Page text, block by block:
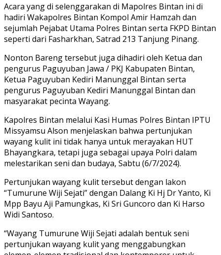
Acara yang di selenggarakan di Mapolres Bintan ini di
hadiri Wakapolres Bintan Kompol Amir Hamzah dan
sejumlah Pejabat Utama Polres Bintan serta FKPD Bintan
seperti dari Fasharkhan, Satrad 213 Tanjung Pinang.
Nonton Bareng tersebut juga dihadiri oleh Ketua dan
pengurus Paguyuban Jawa / PKJ Kabupaten Bintan,
Ketua Paguyuban Kediri Manunggal Bintan serta
pengurus Paguyuban Kediri Manunggal Bintan dan
masyarakat pecinta Wayang.
Kapolres Bintan melalui Kasi Humas Polres Bintan IPTU
Missyamsu Alson menjelaskan bahwa pertunjukan
wayang kulit ini tidak hanya untuk merayakan HUT
Bhayangkara, tetapi juga sebagai upaya Polri dalam
melestarikan seni dan budaya, Sabtu (6/7/2024).
Pertunjukan wayang kulit tersebut dengan lakon
“Tumurune Wiji Sejati” dengan Dalang Ki Hj Dr Yanto, Ki
Mpp Bayu Aji Pamungkas, Ki Sri Guncoro dan Ki Harso
Widi Santoso.
“Wayang Tumurune Wiji Sejati adalah bentuk seni
pertunjukan wayang kulit yang menggabungkan